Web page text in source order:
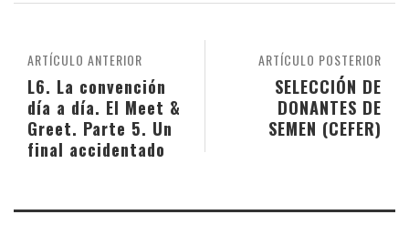
ARTÍCULO POSTERIOR
SELECCIÓN DE
DONANTES DE
SEMEN (CEFER)
ARTÍCULO ANTERIOR
L6. La convención
día a día. El Meet &
Greet. Parte 5. Un
final accidentado